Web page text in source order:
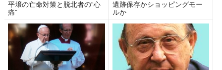
平壌の亡命対策と脱北者の“心
痛”
遺跡保存かショッピングモー
ルか